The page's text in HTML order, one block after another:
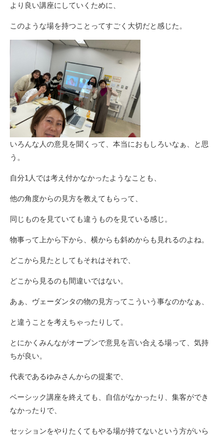
より良い講座にしていくために、
このような場を持つことってすごく大切だと感じた。
いろんな人の意見を聞くって、本当におもしろいなぁ、と思
う。
自分1人では考え付かなかったようなことも、
他の角度からの見方を教えてもらって、
同じものを見ていても違うものを見ている感じ。
物事って上から下から、横からも斜めからも見れるのよね。
どこから見たとしてもそれはそれで、
どこから見るのも間違いではない。
あぁ、ヴェーダンタの物の見方ってこういう事なのかなぁ、
と違うことを考えちゃったりして。
とにかくみんながオープンで意見を言い合える場って、気持
ちが良い。
代表であるゆみさんからの提案で、
ベーシック講座を終えても、自信がなかったり、集客ができ
なかったりで、
セッションをやりたくてもやる場が持てないという方がいら